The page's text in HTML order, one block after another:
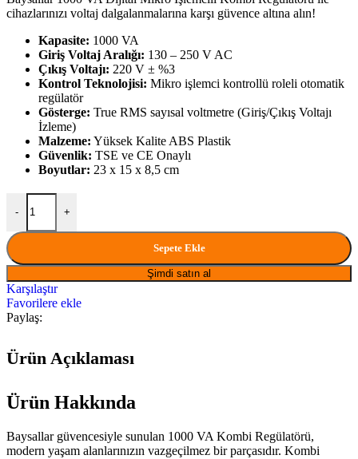
3.188,90₺
cihazlarınızı voltaj dalgalanmalarına karşı güvence altına alın!
Kapasite: 1000 VA
Giriş Voltaj Aralığı: 130 – 250 V AC
Çıkış Voltajı: 220 V ± %3
Kontrol Teknolojisi: Mikro işlemci kontrollü roleli otomatik
regülatör
Gösterge: True RMS sayısal voltmetre (Giriş/Çıkış Voltajı
İzleme)
Malzeme: Yüksek Kalite ABS Plastik
Güvenlik: TSE ve CE Onaylı
Boyutlar: 23 x 15 x 8,5 cm
-
Kombi Regülatörü 1000 Va Baysallar miktar
+
Sepete Ekle
Şimdi satın al
Karşılaştır
Favorilere ekle
Paylaş:
Ürün Açıklaması
Ürün Hakkında
Baysallar güvencesiyle sunulan 1000 VA Kombi Regülatörü,
modern yaşam alanlarınızın vazgeçilmez bir parçasıdır. Kombi